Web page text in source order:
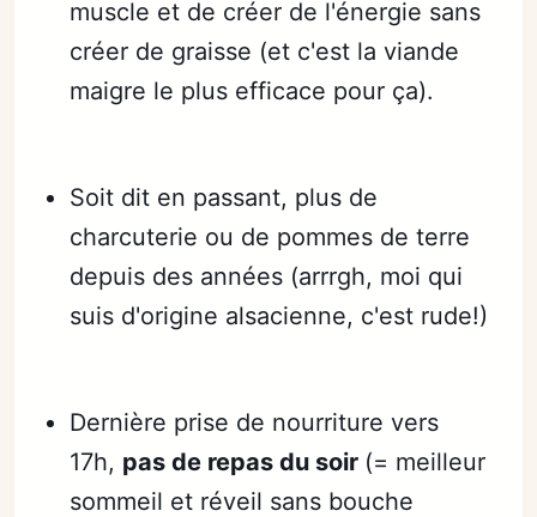
muscle et de créer de l'énergie sans
créer de graisse (et c'est la viande
maigre le plus efficace pour ça).
Soit dit en passant, plus de
charcuterie ou de pommes de terre
depuis des années (arrrgh, moi qui
suis d'origine alsacienne, c'est rude!)
Dernière prise de nourriture vers
17h, pas de repas du soir (= meilleur
sommeil et réveil sans bouche